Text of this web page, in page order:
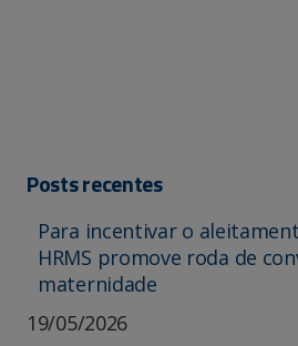
Posts recentes
Para incentivar o
HRMS promove roda de
maternidade
19/05/2026